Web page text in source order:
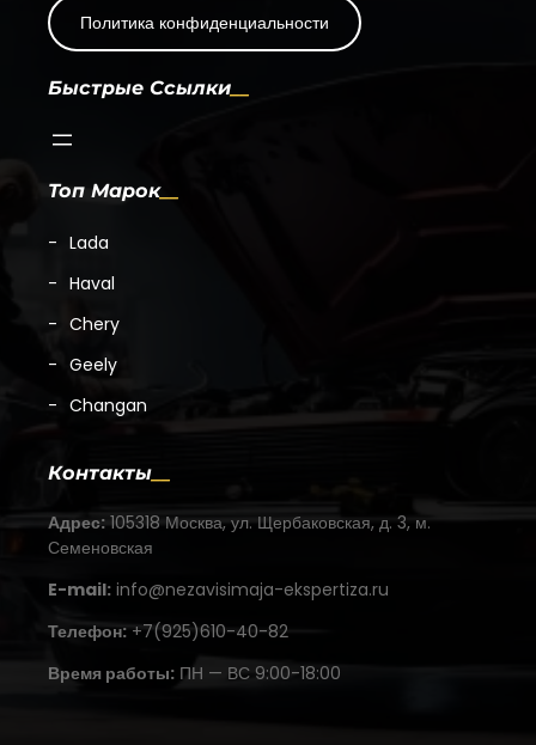
Политика конфиденциальности
Быстрые Ссылки
Топ Марок
Lada
Haval
Chery
Geely
Changan
Контакты
Адрес: 105318 Москва, ул. Щербаковская, д. 3, м.
Семеновская
E-mail: info@nezavisimaja-ekspertiza.ru
Телефон: +7(925)610-40-82
Время работы: ПН — ВС 9:00-18:00